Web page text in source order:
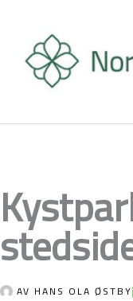
innholdet
AV HANS OLA ØSTBY